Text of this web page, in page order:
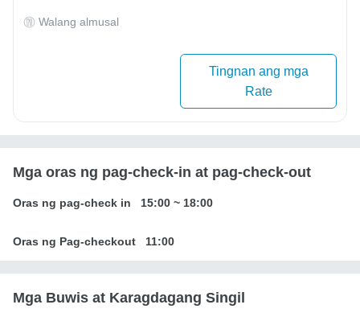
Walang almusal
Tingnan ang mga
Rate
Mga oras ng pag-check-in at pag-check-out
Oras ng pag-check in 15:00 ~ 18:00
Oras ng Pag-checkout 11:00
Mga Buwis at Karagdagang Singil